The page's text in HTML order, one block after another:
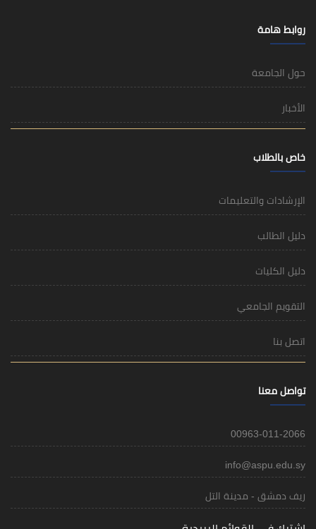
روابط هامة
حول الجامعة
الأخبار
خاص بالطلاب
الإرشادات والتعليمات
دليل الطالب
دليل الكليات
التقويم الجامعي
اتصل بنا
تواصل معنا
00963-011-2066
info@aspu.edu.sy
ريف دمشق - مدينة التل